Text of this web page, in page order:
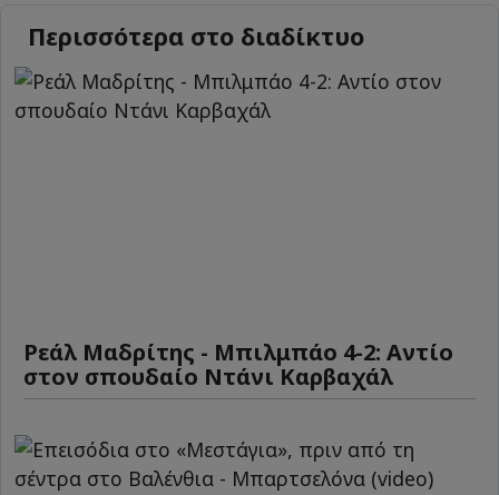
Περισσότερα στο διαδίκτυο
Ρεάλ Μαδρίτης - Μπιλμπάο 4-2: Αντίο
στον σπουδαίο Ντάνι Καρβαχάλ